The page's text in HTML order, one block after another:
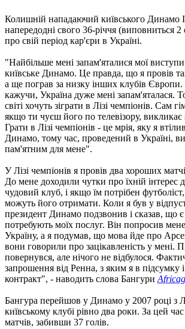
Колишній нападаючий київського Динамо
напередодні свого 36-річчя (виповниться 2
про свій період кар'єри в Україні.
"Найбільше мені запам'яталися мої
київське Динамо. Це правда, що я провів
а ще пограв за низку інших клубів
кажучи, Україна дуже мені запам'яталася.
світі хочуть зіграти в Лізі чемпіонів. Сам
якщо ти чуєш його по телевізору,
Грати в Лізі чемпіонів - це мрія, яку я
Динамо, тому час, проведений в Україні,
пам'ятним для мене".
У Лізі чемпіонів я провів два хороших
До мене доходили чутки про їхній інтерес
чудовий клуб, і якщо їм потрібен
можуть його отримати. Коли я був у
президент Динамо подзвонив і сказав, що є
потребують моїх послуг. Він попросив
Україну, а я подумав, що мова йде про
вони говорили про зацікавленість у мені.
повернувся, але нічого не відбулося.
запрошення від Ренна, з яким я в підсумку
контракт", - наводить слова Бангури
Бангура перейшов у Динамо у 2007 році з
київському клубі рівно два роки. За цей час
матчів, забивши 37 голів.